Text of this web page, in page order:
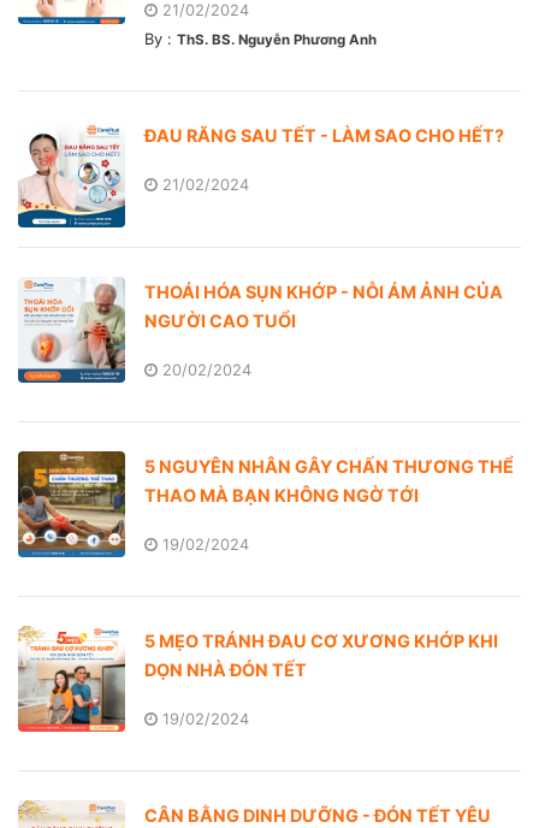
21/02/2024
By : ThS. BS. Nguyễn Phương Anh
ĐAU RĂNG SAU TẾT - LÀM SAO CHO HẾT?
21/02/2024
THOÁI HÓA SỤN KHỚP - NỖI ÁM ẢNH CỦA
NGƯỜI CAO TUỔI
20/02/2024
5 NGUYÊN NHÂN GÂY CHẤN THƯƠNG THỂ
THAO MÀ BẠN KHÔNG NGỜ TỚI
19/02/2024
5 MẸO TRÁNH ĐAU CƠ XƯƠNG KHỚP KHI
DỌN NHÀ ĐÓN TẾT
19/02/2024
CÂN BẰNG DINH DƯỠNG - ĐÓN TẾT YÊU